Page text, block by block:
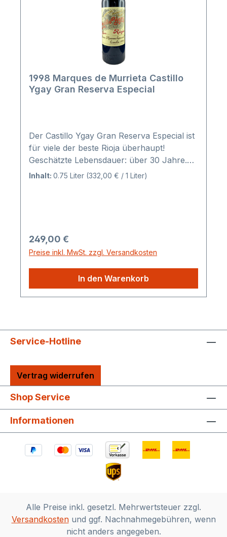
1998 Marques de Murrieta Castillo
Ygay Gran Reserva Especial
Der Castillo Ygay Gran Reserva Especial ist
für viele der beste Rioja überhaupt!
Geschätzte Lebensdauer: über 30 Jahre.
Hinweis: Differenzbesteuert nach § 25a
This vintage is composed of 85%
Tempranillo, 13% Mazuelo and 2%
Garnacha that matured in American oak
barrels for 41 months. This is soft and
pretty, evolved, with notes of Asian spices,
cedar wood and a medium-bodied palate
Inhalt: 0.75 Liter (332,00 € / 1 Liter)
Regulärer Preis:
249,00 €
Preise inkl. MwSt. zzgl. Versandkosten
In den Warenkorb
Service-Hotline
Vertrag widerrufen
Shop Service
Informationen
Alle Preise inkl. gesetzl. Mehrwertsteuer zzgl.
Versandkostenund ggf. Nachnahmegebühren, wenn
nicht anders angegeben.